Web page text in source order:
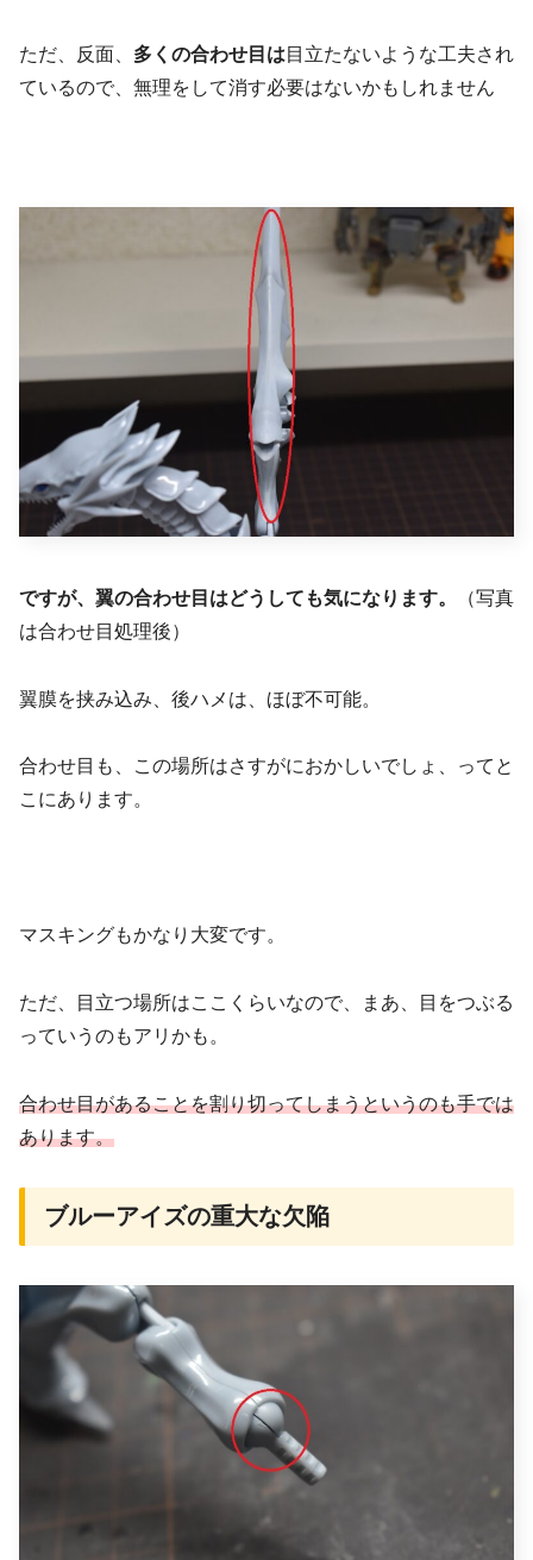
ただ、反面、 多くの合わせ目は 目立たないような工夫され
ているので、無理をして消す必要はないかもしれません
ですが、翼の合わせ目はどうしても気になります。
（写真
は合わせ目処理後）
翼膜を挟み込み、後ハメは、ほぼ不可能。
合わせ目も、この場所はさすがにおかしいでしょ、ってと
こにあります。
マスキングもかなり大変です。
ただ、目立つ場所はここくらいなので、まあ、目をつぶる
っていうのもアリかも。
合わせ目があることを割り切ってしまうというのも手では
あります。
ブルーアイズの重大な欠陥